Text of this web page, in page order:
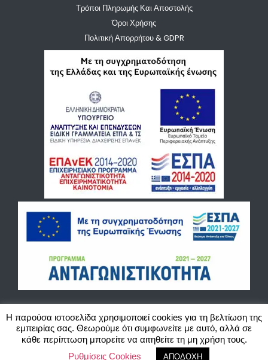
Τρόποι Πληρωμής Και Αποστολής
Όροι Χρήσης
Πολιτική Απορρήτου & GDPR
©2020 Blackbird Cash and Carry O.E. Χονδρικό εμπόριο παιχνιδιών, ζαχαρωδών και
ειδών περιπτέρου. Website created by Actlogic.
Η παρούσα ιστοσελίδα χρησιμοποιεί cookies για τη βελτίωση της
εμπειρίας σας. Θεωρούμε ότι συμφωνείτε με αυτό, αλλά σε
κάθε περίπτωση μπορείτε να αιτηθείτε τη μη χρήση τους.
Ρυθμίσεις Cookies
ΑΠΟΔΟΧΗ